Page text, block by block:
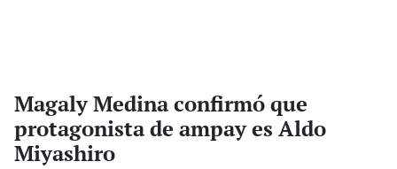
Magaly Medina confirmó que
protagonista de ampay es Aldo
Miyashiro